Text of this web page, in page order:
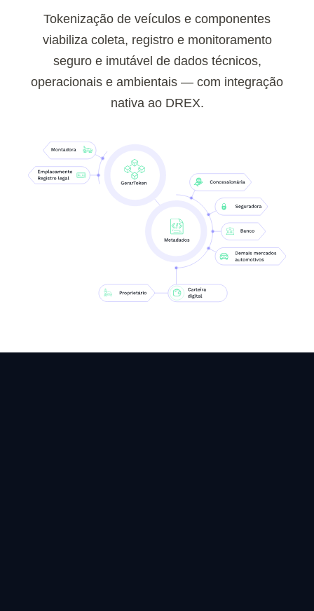
Tokenização de veículos e componentes
viabiliza coleta, registro e monitoramento
seguro e imutável de dados técnicos,
operacionais e ambientais — com integração
nativa ao DREX.